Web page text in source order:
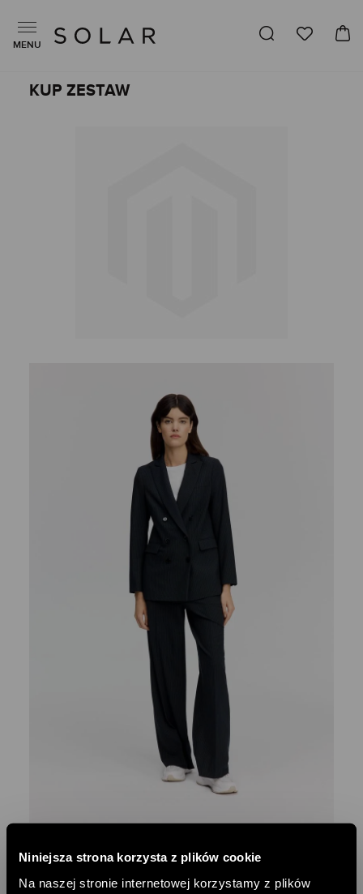
Niniejsza strona korzysta z plików cookie
Na naszej stronie internetowej korzystamy z plików
MENU
KUP ZESTAW
589,00 PLN